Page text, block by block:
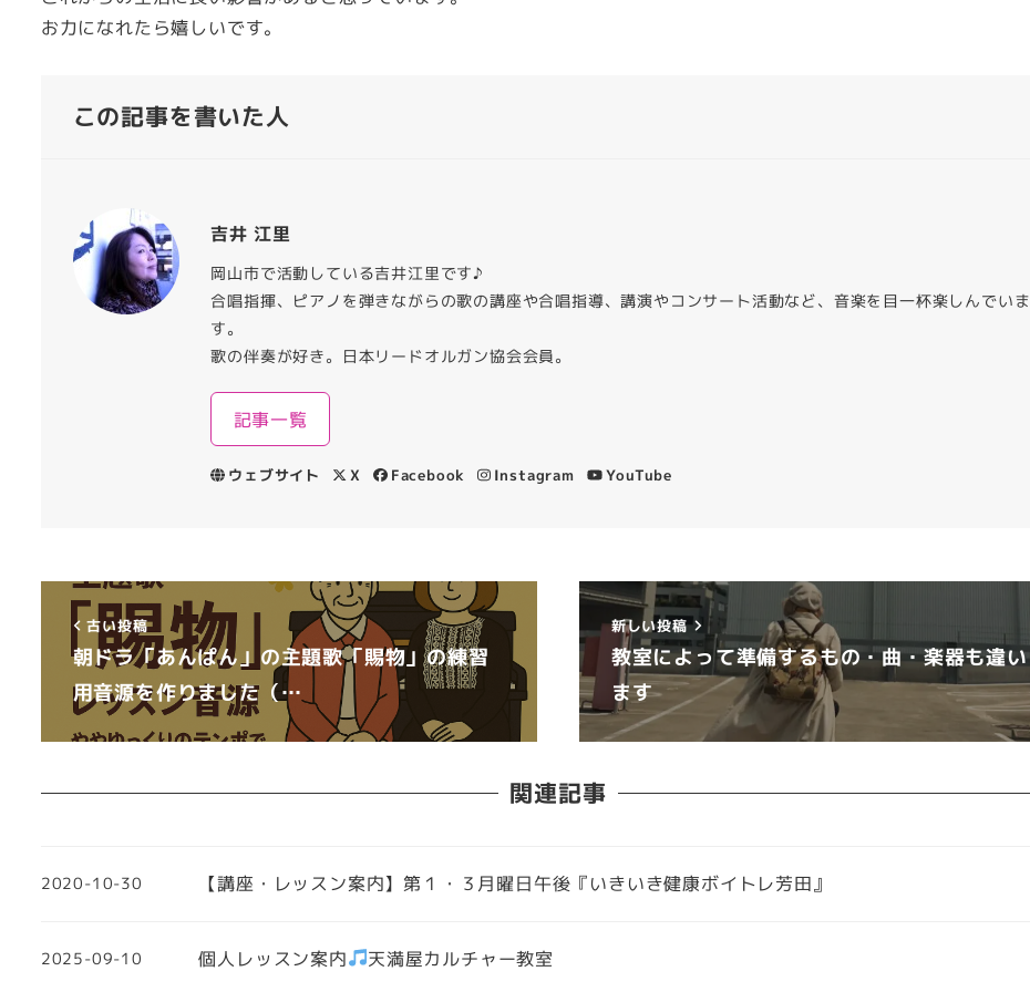
お力になれたら嬉しいです。
この記事を書いた人
吉井 江里
岡山市で活動している吉井江里です♪
合唱指揮、ピアノを弾きながらの歌の講座や合唱指導、講演やコンサート活動など、音楽を目一杯楽しんでいま
す。
歌の伴奏が好き。日本リードオルガン協会会員。
記事一覧
ウェブサイト X Facebook Instagram YouTube
古い投稿
朝ドラ「あんぱん」の主題歌「賜物」の練習
用音源を作りました（…
新しい投稿
教室によって準備するもの・曲・楽器も違い
ます
関連記事
【講座・レッスン案内】第１・３月曜日午後『いきいき健康ボイトレ芳田』
2020-10-30
個人レッスン案内 天満屋カルチャー教室
2025-09-10